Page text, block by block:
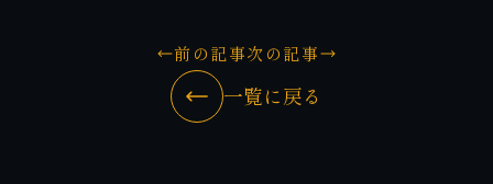
前の記事次の記事
一覧に戻る